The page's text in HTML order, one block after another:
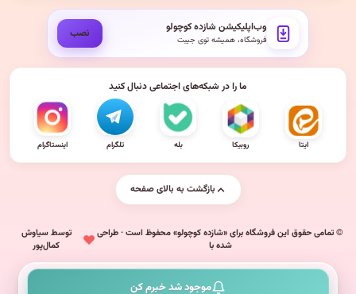
موجود شد خبرم کن
وب‌اپلیکیشن شازده کوچولو
فروشگاه، همیشه توی جیبت نصب
ما را در شبکه‌های اجتماعی دنبال کنید
ایتا روبیکا بله تلگرام اینستاگرام
بازگشت به بالای صفحه
© تمامی حقوق این فروشگاه برای «شازده کوچولو» محفوظ است · طراحی
شده با
توسط سیاوش
کمال‌پور